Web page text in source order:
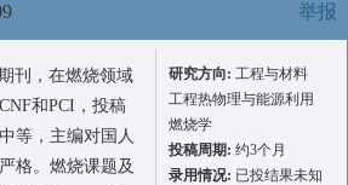
举报
刊，在燃烧领域
和PCI，投稿
等，主编对国人
格。燃烧课题及
研究方向: 工程与材料
工程热物理与能源利用
燃烧学
投稿周期: 约3个月
录用情况: 已投结果未知